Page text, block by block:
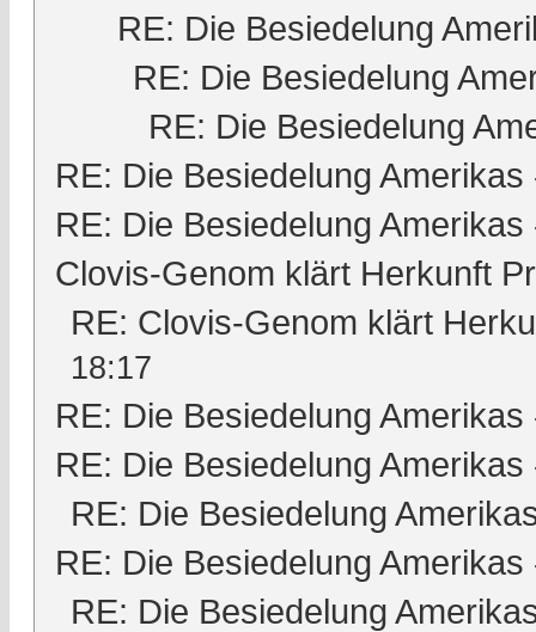
RE: Die Besiedelung
RE: Die Besiedelung
RE: Die Besiedelung
RE: Die Besiedelung Amerikas
RE: Die Besiedelung Amerikas
Clovis-Genom klärt Herkunft
RE: Clovis-Genom klärt
18:17
RE: Die Besiedelung Amerikas
RE: Die Besiedelung Amerikas
RE: Die Besiedelung
RE: Die Besiedelung Amerikas
RE: Die Besiedelung